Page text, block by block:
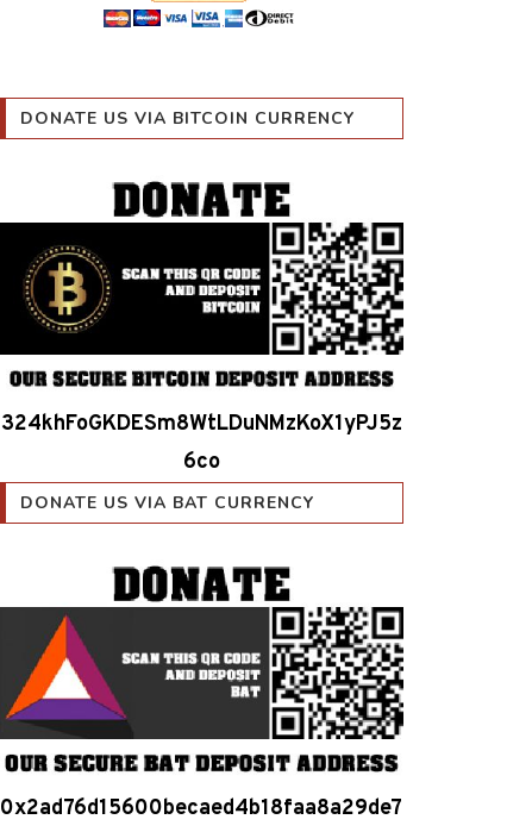
DONATE US VIA BITCOIN CURRENCY
324khFoGKDESm8WtLDuNMzKoX1yPJ5z
6co
DONATE US VIA BAT CURRENCY
0x2ad76d15600becaed4b18faa8a29de7